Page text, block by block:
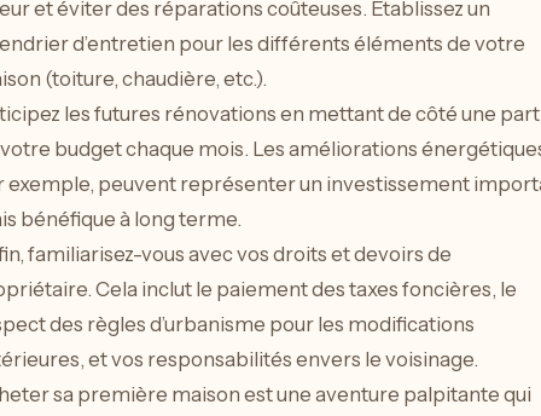
et éviter des réparations coûteuses. Établissez un
d’entretien pour les différents éléments de votre
(toiture, chaudière, etc.).
les futures rénovations en mettant de côté une
budget chaque mois. Les améliorations
exemple, peuvent représenter un investissement
bénéfique à long terme.
familiarisez-vous avec vos droits et devoirs de
Cela inclut le paiement des taxes foncières, le
des règles d’urbanisme pour les modifications
et vos responsabilités envers le voisinage.
sa première maison est une aventure palpitante qui